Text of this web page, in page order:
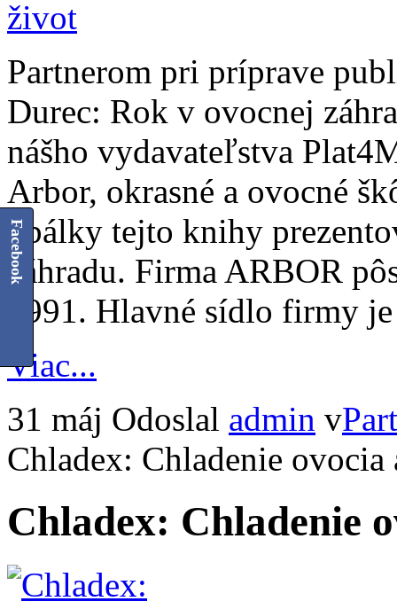
Partnerom pri príprave
Durec: Rok v ovocnej
nášho vydavateľstva
Arbor, okrasné a ovocné
obálky tejto knihy
záhradu. Firma ARBOR
1991. Hlavné sídlo firmy
Viac...
31 máj Odoslal admin v
Chladex: Chladenie ovocia
Chladex: Chladenie
Facebook